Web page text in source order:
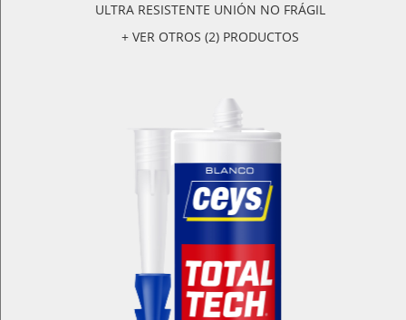
ULTRA RESISTENTE UNIÓN NO FRÁGIL
+ VER OTROS (2) PRODUCTOS